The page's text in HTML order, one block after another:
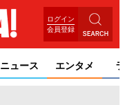
ログイン
会員登録
ニュース エンタメ ライ